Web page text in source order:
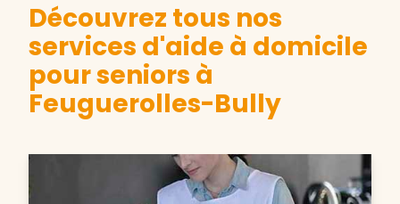
Découvrez tous nos
services d'aide à domicile
pour seniors à
Feuguerolles-Bully